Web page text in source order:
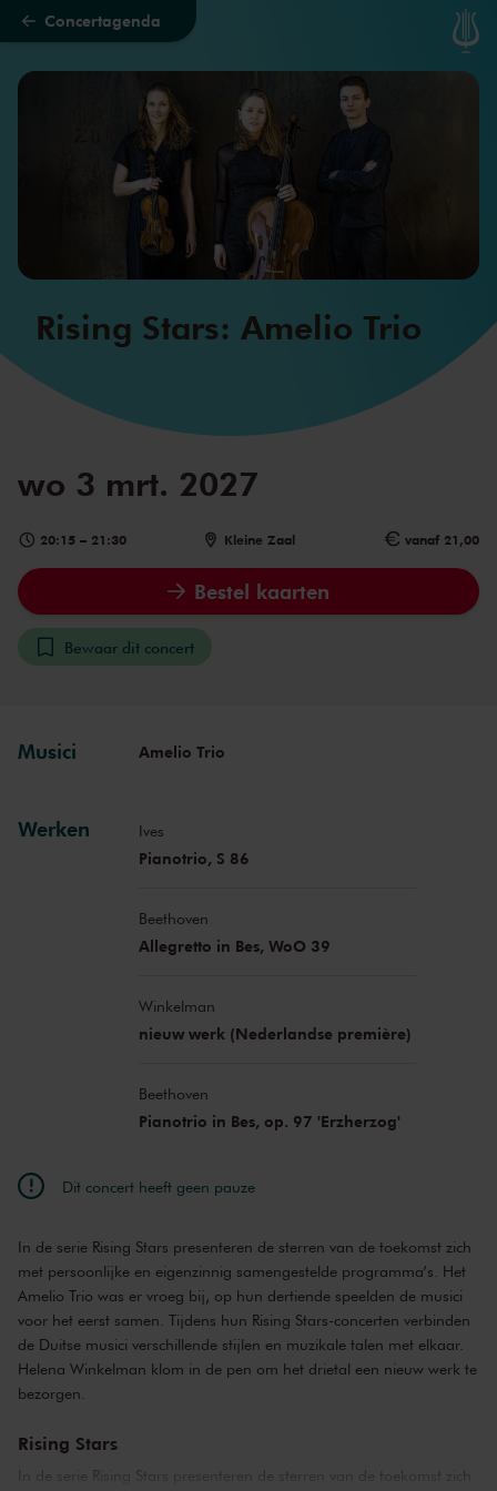
Naar hoofdcontent
Concertagenda
Rising Stars: Amelio Trio
wo 3 mrt. 2027
20:15 – 21:30 Kleine Zaal vanaf 21,00
Bestel kaarten
Bewaar dit concert
Musici Amelio Trio
Werken Ives
Pianotrio, S 86
Beethoven
Allegretto in Bes, WoO 39
Winkelman
nieuw werk (Nederlandse première)
Beethoven
Pianotrio in Bes, op. 97 'Erzherzog'
Dit concert heeft geen pauze
In de serie Rising Stars presenteren de sterren van de toekomst zich
met persoonlijke en eigenzinnig samengestelde programma’s. Het
Amelio Trio was er vroeg bij, op hun dertiende speelden de musici
voor het eerst samen. Tijdens hun Rising Stars-concerten verbinden
de Duitse musici verschillende stijlen en muzikale talen met elkaar.
Helena Winkelman klom in de pen om het drietal een nieuw werk te
bezorgen.
Rising Stars
In de serie Rising Stars presenteren de sterren van de toekomst zich